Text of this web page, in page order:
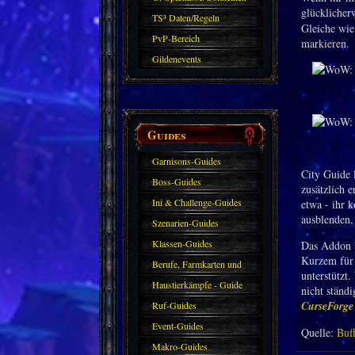
TS³ Daten/Regeln
PvP-Bereich
Gildenevents
Guides
Garnisons-Guides
Boss-Guides
Ini & Challenge-Guides
Szenarien-Guides
Klassen-Guides
Berufe, Farmkarten und
Haustiere
Haustierkämpfe - Guide
Ruf-Guides
Event-Guides
Makro-Guides
Gleiche
markieren.
City Guide
zusätzlich
etwa - ihr
Das
Kurzem
nicht
Quelle: